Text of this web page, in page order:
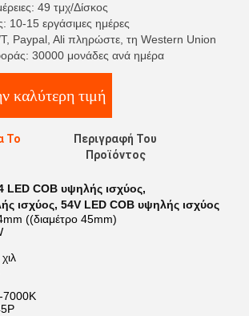
49 τμχ/Δίσκος
15 εργάσιμες ημέρες
Paypal, Ali πληρώστε, τη Western Union
30000 μονάδες ανά ημέρα
καλύτερη τιμή
Το
Περιγραφή Του
Προϊόντος
LED COB υψηλής ισχύος,
ισχύος, 54V LED COB υψηλής ισχύος
((διαμέτρο 45mm)
7000K